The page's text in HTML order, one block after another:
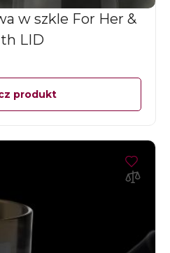
w szkle For Her &
LID
produkt